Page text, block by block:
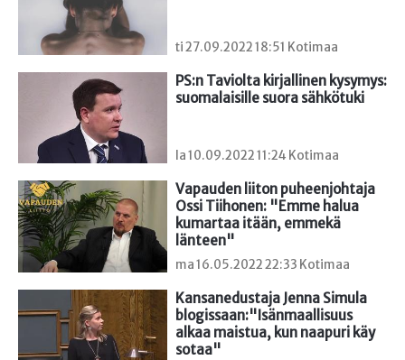
ti 27.09.2022 18:51 Kotimaa
PS:n Taviolta kirjallinen kysymys:
suomalaisille suora sähkötuki
la 10.09.2022 11:24 Kotimaa
Vapauden liiton puheenjohtaja
Ossi Tiihonen: "Emme halua
kumartaa itään, emmekä
länteen"
ma 16.05.2022 22:33 Kotimaa
Kansanedustaja Jenna Simula
blogissaan:"Isänmaallisuus
alkaa maistua, kun naapuri käy
sotaa"